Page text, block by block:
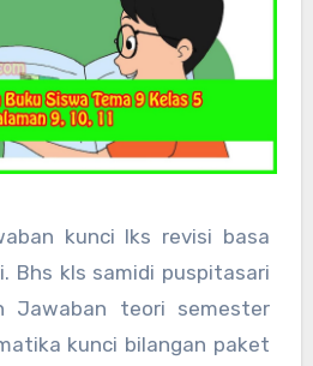
kunci lks revisi basa
Bhs kls samidi puspitasari
Jawaban teori semester
kunci bilangan paket